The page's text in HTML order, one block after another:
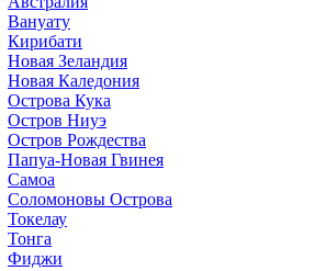
Вануату
Кирибати
Новая Зеландия
Новая Каледония
Острова Кука
Остров Ниуэ
Остров Рождества
Папуа-Новая Гвинея
Самоа
Соломоновы Острова
Токелау
Тонга
Фиджи